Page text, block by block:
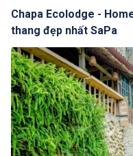
Chapa Ecolodge -
thang đẹp nhất SaPa